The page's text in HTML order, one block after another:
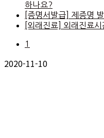
하나요?
[증명서발급]
제증명
[외래진료]
외래진료시
1
2020-11-10